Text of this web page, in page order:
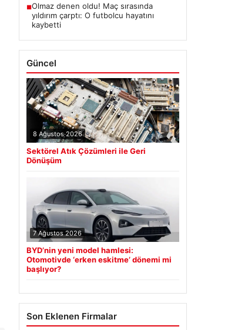
■Olmaz denen oldu! Maç sırasında
yıldırım çarptı: O futbolcu hayatını
kaybetti
Güncel
8 Ağustos 2026
Sektörel Atık Çözümleri ile Geri
Dönüşüm
7 Ağustos 2026
BYD’nin yeni model hamlesi:
Otomotivde ‘erken eskitme’ dönemi mi
başlıyor?
Son Eklenen Firmalar